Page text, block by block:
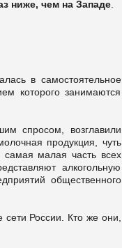
ниже, чем на Западе
в самостоятельное
которого занимаются
спросом, возглавили
продукция, чуть
малая часть всех
алкогольную
общественного
России. Кто же они,